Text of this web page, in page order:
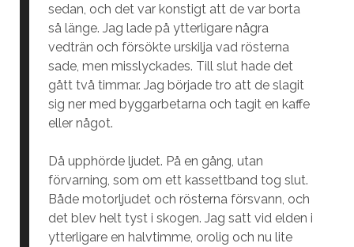
sedan, och det var konstigt att de var borta
så länge. Jag lade på ytterligare några
vedträn och försökte urskilja vad rösterna
sade, men misslyckades. Till slut hade det
gått två timmar. Jag började tro att de slagit
sig ner med byggarbetarna och tagit en kaffe
eller något.
Då upphörde ljudet. På en gång, utan
förvarning, som om ett kassettband tog slut.
Både motorljudet och rösterna försvann, och
det blev helt tyst i skogen. Jag satt vid elden i
ytterligare en halvtimme, orolig och nu lite